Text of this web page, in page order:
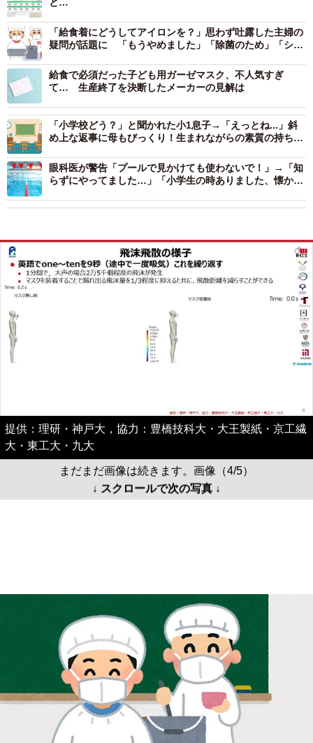
「給食着にどうしてアイロンを？」思わず吐露した主婦の
疑問が話題に 「もうやめました」「除菌のため」「シラ
給食で必須だった子ども用ガーゼマスク、不人気すぎ
て… 生産終了を決断したメーカーの見解は
「小学校どう？」と聞かれた小1息子→「えっとね...」斜
め上な返事に母もびっくり！生まれながらの素質の持ち主
眼科医が警告「プールで見かけても使わないで！」→「知
らずにやってました…」「小学生の時ありました、懐かし
提供：理研・神戸大，協力：豊橋技科大・大王製紙・京工繊
大・東工大・九大
まだまだ画像は続きます。画像（4/5）
↓ スクロールで次の写真 ↓